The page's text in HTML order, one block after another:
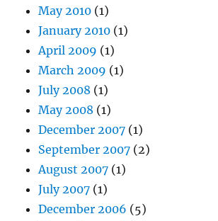
May 2010 (1)
January 2010 (1)
April 2009 (1)
March 2009 (1)
July 2008 (1)
May 2008 (1)
December 2007 (1)
September 2007 (2)
August 2007 (1)
July 2007 (1)
December 2006 (5)